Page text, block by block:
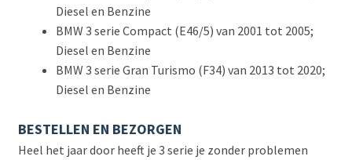
Diesel en Benzine
BMW 3 serie Compact (E46/5) van 2001 tot 2005;
Diesel en Benzine
BMW 3 serie Gran Turismo (F34) van 2013 tot 2020;
Diesel en Benzine
BESTELLEN EN BEZORGEN
Heel het jaar door heeft je 3 serie je zonder problemen